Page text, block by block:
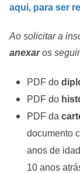
aqui, para ser
Ao solicitar a
anexaros
PDF do
PDF do
PDF da
documento
anos de
10 anos